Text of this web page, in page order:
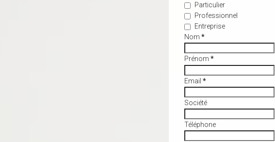
Particulier
Professionnel
Entreprise
Nom *
Prénom *
Email *
Société
Téléphone